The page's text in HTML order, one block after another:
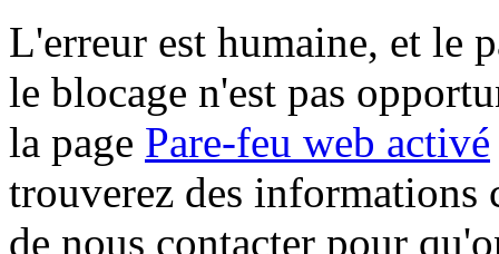
L'erreur est humaine, et le
le blocage n'est pas
la page Pare-feu web activé
trouverez des informations
de nous contacter pour